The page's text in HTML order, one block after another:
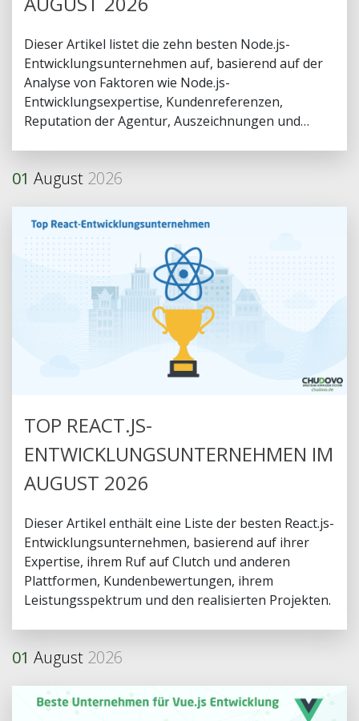
Dieser Artikel listet die zehn besten Node.js-
Entwicklungsunternehmen auf, basierend auf der
Analyse von Faktoren wie Node.js-
Entwicklungsexpertise, Kundenreferenzen,
Reputation der Agentur, Auszeichnungen und
01 August 2026
TOP REACT.JS-
ENTWICKLUNGSUNTERNEHMEN IM
AUGUST 2026
Dieser Artikel enthält eine Liste der besten React.js-
Entwicklungsunternehmen, basierend auf ihrer
Expertise, ihrem Ruf auf Clutch und anderen
Plattformen, Kundenbewertungen, ihrem
Leistungsspektrum und den realisierten Projekten.
01 August 2026